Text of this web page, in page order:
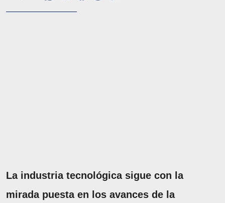
La industria tecnológica sigue con la
mirada puesta en los avances de la